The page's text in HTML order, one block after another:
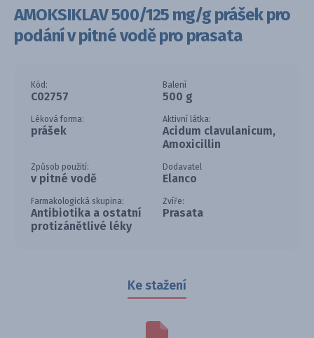
AMOKSIKLAV 500/125 mg/g prášek pro
podání v pitné vodě pro prasata
Kód:
C02757
Balení
500 g
Léková forma:
prášek
Aktivní látka:
Acidum clavulanicum,
Amoxicillin
Způsob použití:
v pitné vodě
Dodavatel
Elanco
Farmakologická skupina:
Antibiotika a ostatní
protizánětlivé léky
Zvíře:
Prasata
Ke stažení